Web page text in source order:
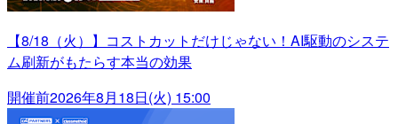
【8/18（火）】コストカットだけじゃない！AI駆動のシステ
ム刷新がもたらす本当の効果
開催前2026年8月18日(火) 15:00